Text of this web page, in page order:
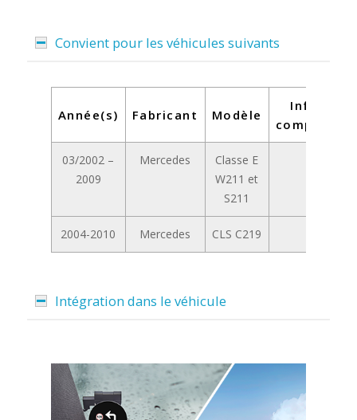
Convient pour les véhicules suivants
Année(s) Fabricant Modèle
03/2002 –
2009
Mercedes
Classe E
W211 et
S211
2004-2010 Mercedes CLS C219
Intégration dans le véhicule